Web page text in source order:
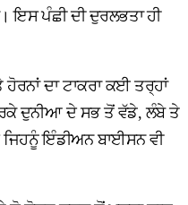
ਇਸ ਪੰਛੀ ਦੀ ਦੁਰਲਭਤਾ ਹੀ
ਦਾ ਟਾਕਰਾ ਕਈ ਤਰ੍ਹਾਂ
ਦੁਨੀਆ ਦੇ ਸਭ ਤੋਂ ਵੱਡੇ, ਲੰਬੇ ਤੇ
ਜਿਹਨੂੰ ਇੰਡੀਅਨ ਬਾਈਸਨ ਵੀ